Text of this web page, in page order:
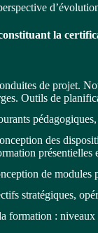
la
de projet.
Outils de
pédagogiques,
des
présentielles
de modules
stratégiques,
formation :